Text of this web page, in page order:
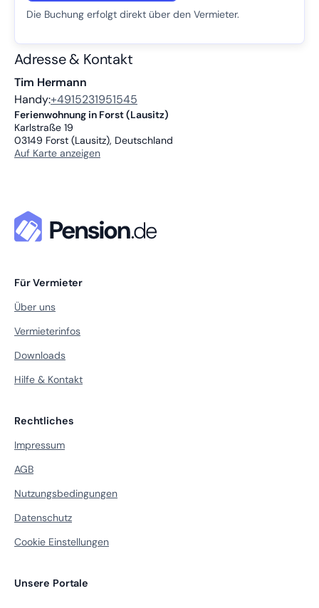
Die Buchung erfolgt direkt über den Vermieter.
Adresse & Kontakt
Tim Hermann
Handy:+4915231951545
Ferienwohnung in Forst (Lausitz)
Karlstraße 19
03149 Forst (Lausitz), Deutschland
Auf Karte anzeigen
Für Vermieter
Über uns
Vermieterinfos
Downloads
Hilfe & Kontakt
Rechtliches
Impressum
AGB
Nutzungsbedingungen
Datenschutz
Cookie Einstellungen
Unsere Portale